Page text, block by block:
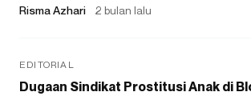
Risma Azhari 2 bulan lalu
EDITORIAL
Dugaan Sindikat Prostitusi Anak di